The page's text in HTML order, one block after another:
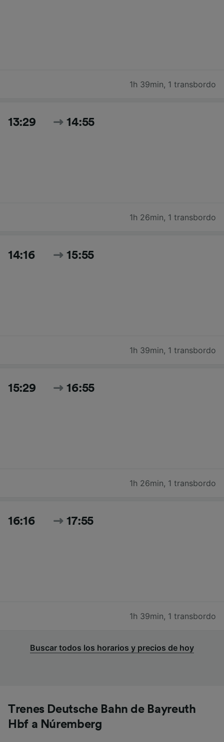
1h 39min, 1 transbordo
13:29 14:55
1h 26min, 1 transbordo
14:16 15:55
1h 39min, 1 transbordo
15:29 16:55
1h 26min, 1 transbordo
16:16 17:55
1h 39min, 1 transbordo
Buscar todos los horarios y precios de hoy
Trenes Deutsche Bahn de Bayreuth
Hbf a Núremberg